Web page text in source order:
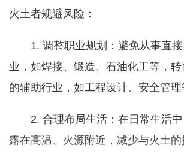
火土者规避风险：
1. 调整职业规划：避免从事直
业，如焊接、锻造、石油化工等，
的辅助行业，如工程设计、安全管理
2. 合理布局生活：在日常生活
露在高温、火源附近，减少与火土的